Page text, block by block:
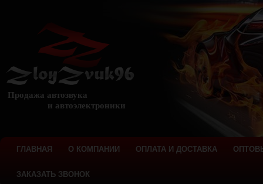
Продажа автозвука
и автоэлектроники
ГЛАВНАЯ О КОМПАНИИ ОПЛАТА И ДОСТАВКА
ЗАКАЗАТЬ ЗВОНОК